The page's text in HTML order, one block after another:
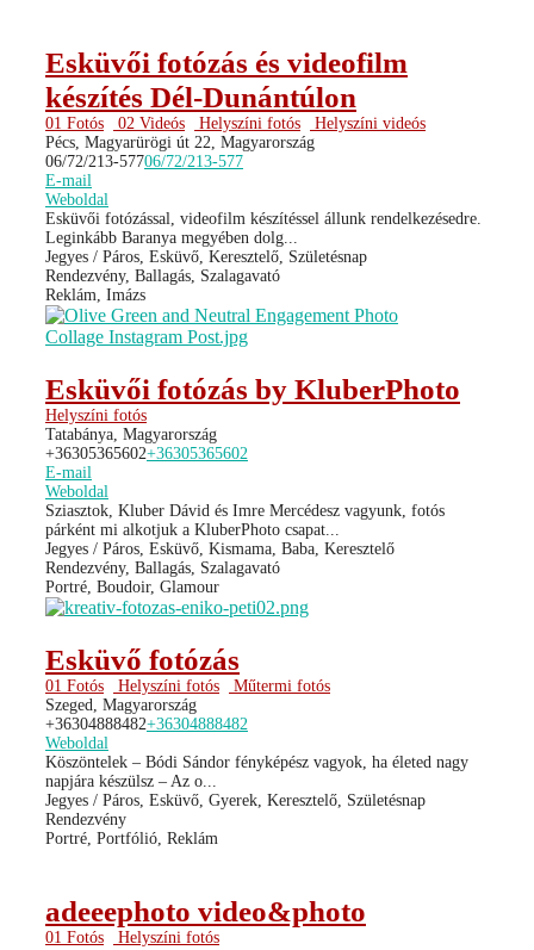
Esküvői fotózás és videofilm
készítés Dél-Dunántúlon
01 Fotós 02 Videós Helyszíni fotós
Helyszíni videós
Pécs, Magyarürögi út 22, Magyarország
06/72/213-57706/72/213-577
E-mail
Weboldal
Esküvői fotózással, videofilm készítéssel állunk rendelkezésedre.
Leginkább Baranya megyében dolg...
Jegyes / Páros, Esküvő, Keresztelő, Születésnap
Rendezvény, Ballagás, Szalagavató
Reklám, Imázs
Esküvői fotózás by KluberPhoto
Helyszíni fotós
Tatabánya, Magyarország
+36305365602+36305365602
E-mail
Weboldal
Sziasztok, Kluber Dávid és Imre Mercédesz vagyunk, fotós
párként mi alkotjuk a KluberPhoto csapat...
Jegyes / Páros, Esküvő, Kismama, Baba, Keresztelő
Rendezvény, Ballagás, Szalagavató
Portré, Boudoir, Glamour
Esküvő fotózás
01 Fotós Helyszíni fotós
Műtermi fotós
Szeged, Magyarország
+36304888482+36304888482
Weboldal
Köszöntelek – Bódi Sándor fényképész vagyok, ha életed nagy
napjára készülsz – Az o...
Jegyes / Páros, Esküvő, Gyerek, Keresztelő, Születésnap
Rendezvény
Portré, Portfólió, Reklám
adeeephoto video&photo
01 Fotós
Helyszíni fotós